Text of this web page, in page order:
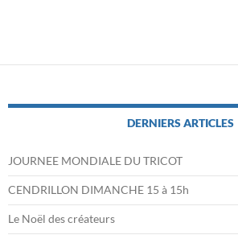
DERNIERS ARTICLES
JOURNEE MONDIALE DU TRICOT
CENDRILLON DIMANCHE 15 à 15h
Le Noël des créateurs